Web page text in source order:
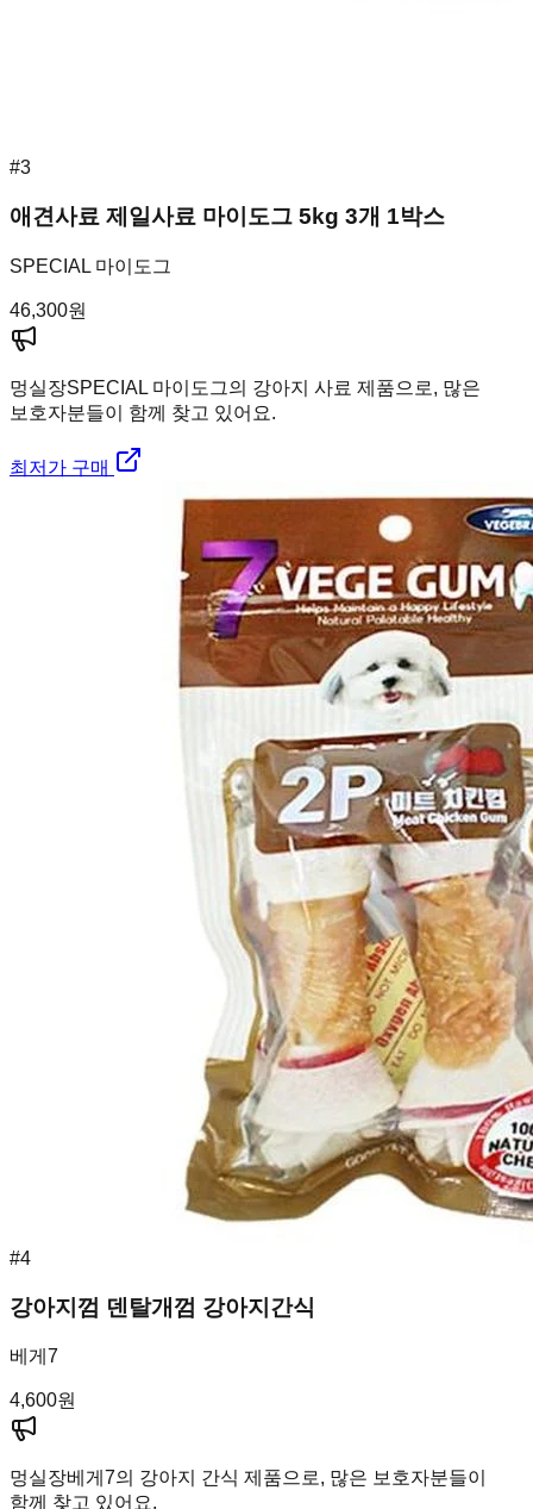
#3
애견사료 제일사료 마이도그 5kg 3개 1박스
SPECIAL 마이도그
46,300원
멍실장SPECIAL 마이도그의 강아지 사료 제품으로, 많은
보호자분들이 함께 찾고 있어요.
최저가 구매
#4
강아지껌 덴탈개껌 강아지간식
베게7
4,600원
멍실장베게7의 강아지 간식 제품으로, 많은 보호자분들이
함께 찾고 있어요.